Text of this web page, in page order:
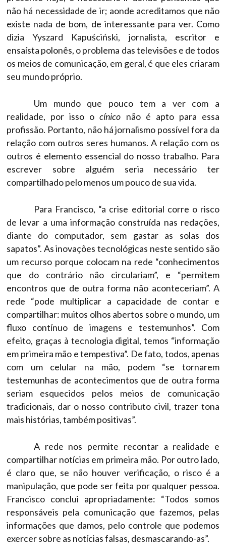
não há necessidade de ir; aonde acreditamos que não
existe nada de bom, de interessante para ver. Como
dizia Yyszard Kapuściński, jornalista, escritor e
ensaísta polonês, o problema das televisões e de todos
os meios de comunicação, em geral, é que eles criaram
seu mundo próprio.
Um mundo que pouco tem a ver com a
realidade, por isso ocínico não é apto para essa
profissão. Portanto, não há jornalismo possível fora da
relação com outros seres humanos. A relação com os
outros é elemento essencial do nosso trabalho. Para
escrever sobre alguém seria necessário ter
compartilhado pelo menos um pouco de sua vida.
Para Francisco, “a crise editorial corre o risco
de levar a uma informação construída nas redações,
diante do computador, sem gastar as solas dos
sapatos”. As inovações tecnológicas neste sentido são
um recurso porque colocam na rede “conhecimentos
que do contrário não circulariam”, e “permitem
encontros que de outra forma não aconteceriam”. A
rede “pode multiplicar a capacidade de contar e
compartilhar: muitos olhos abertos sobre o mundo, um
fluxo contínuo de imagens e testemunhos”. Com
efeito, graças à tecnologia digital, temos “informação
em primeira mão e tempestiva”. De fato, todos, apenas
com um celular na mão, podem “se tornarem
testemunhas de acontecimentos que de outra forma
seriam esquecidos pelos meios de comunicação
tradicionais, dar o nosso contributo civil, trazer tona
mais histórias, também positivas”.
A rede nos permite recontar a realidade e
compartilhar notícias em primeira mão. Por outro lado,
é claro que, se não houver verificação, o risco é a
manipulação, que pode ser feita por qualquer pessoa.
Francisco conclui apropriadamente: “Todos somos
responsáveis pela comunicação que fazemos, pelas
informações que damos, pelo controle que podemos
exercer sobre as notícias falsas, desmascarando-as”.